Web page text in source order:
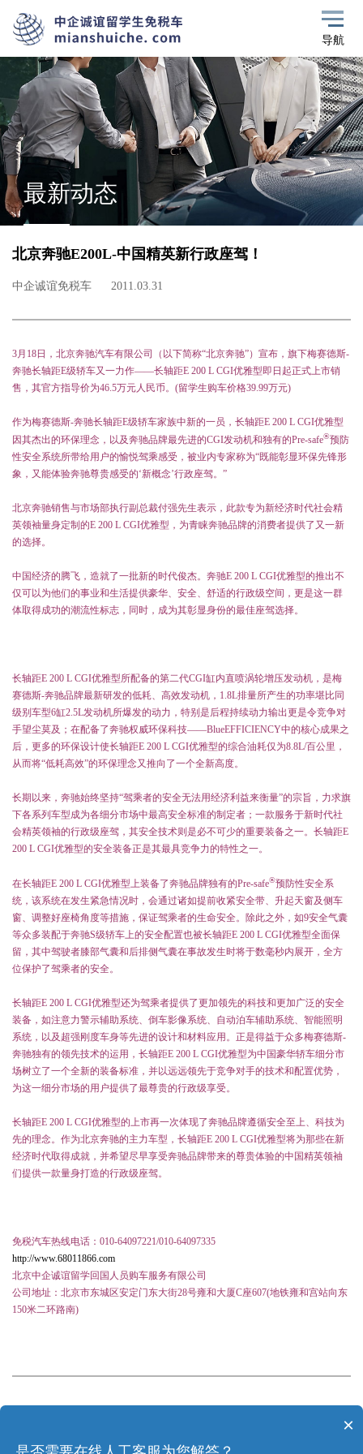
导航
最新动态
北京奔驰E200L-中国精英新行政座驾！
中企诚谊免税车 2011.03.31
3月 18日 ，北京奔驰汽车有限公司（以下简称“北京奔驰”）宣布，旗下梅赛德斯-
奔驰长轴距E级轿车又一力作——长轴距E 200 L CGI优雅型即日起正式上市销
售，其官方指导价为46.5万元人民币。(留学生购车价格39.99万元)
作为梅赛德斯-奔驰长轴距E级轿车家族中新的一员，长轴距E 200 L CGI优雅型
因其杰出的环保理念，以及奔驰品牌最先进的CGI发动机和独有的Pre-safe®预防
性安全系统所带给用户的愉悦驾乘感受，被业内专家称为“既能彰显环保先锋形
象，又能体验奔驰尊贵感受的‘新概念’行政座驾。”
北京奔驰销售与市场部执行副总裁付强先生表示，此款专为新经济时代社会精
英领袖量身定制的E 200 L CGI优雅型，为青睐奔驰品牌的消费者提供了又一新
的选择。
中国经济的腾飞，造就了一批新的时代俊杰。奔驰E 200 L CGI优雅型的推出不
仅可以为他们的事业和生活提供豪华、安全、舒适的行政级空间，更是这一群
体取得成功的潮流性标志，同时，成为其彰显身份的最佳座驾选择。
长轴距E 200 L CGI优雅型所配备的第二代CGI缸内直喷涡轮增压发动机，是梅
赛德斯-奔驰品牌最新研发的低耗、高效发动机， 1.8L排量所产生的功率堪比同
级别车型6缸2.5L发动机所爆发的动力，特别是后程持续动力输出更是令竞争对
手望尘莫及；在配备了奔驰权威环保科技——BlueEFFICIENCY中的核心成果之
后，更多的环保设计使长轴距E 200 L CGI优雅型的综合油耗仅为8.8L/百公里，
从而将“低耗高效”的环保理念又推向了一个全新高度。
长期以来，奔驰始终坚持“驾乘者的安全无法用经济利益来衡量”的宗旨，力求旗
下各系列车型成为各细分市场中最高安全标准的制定者；一款服务于新时代社
会精英领袖的行政级座驾，其安全技术则是必不可少的重要装备之一。长轴距E
200 L CGI优雅型的安全装备正是其最具竞争力的特性之一。
在长轴距E 200 L CGI优雅型上装备了奔驰品牌独有的Pre-safe®预防性安全系
统，该系统在发生紧急情况时，会通过诸如提前收紧安全带、升起天窗及侧车
窗、调整好座椅角度等措施，保证驾乘者的生命安全。除此之外，如9安全气囊
等众多装配于奔驰S级轿车上的安全配置也被长轴距E 200 L CGI优雅型全面保
留，其中驾驶者膝部气囊和后排侧气囊在事故发生时将于数毫秒内展开，全方
位保护了驾乘者的安全。
长轴距E 200 L CGI优雅型还为驾乘者提供了更加领先的科技和更加广泛的安全
装备，如注意力警示辅助系统、倒车影像系统、自动泊车辅助系统、智能照明
系统，以及超强刚度车身等先进的设计和材料应用。正是得益于众多梅赛德斯-
奔驰独有的领先技术的运用，长轴距E 200 L CGI优雅型为中国豪华轿车细分市
场树立了一个全新的装备标准，并以远远领先于竞争对手的技术和配置优势，
为这一细分市场的用户提供了最尊贵的行政级享受。
长轴距E 200 L CGI优雅型的上市再一次体现了奔驰品牌遵循安全至上、科技为
先的理念。作为北京奔驰的主力车型，长轴距E 200 L CGI优雅型将为那些在新
经济时代取得成就，并希望尽早享受奔驰品牌带来的尊贵体验的中国精英领袖
们提供一款量身打造的行政级座驾。
免税汽车热线电话： 010-64097221/010-64097335
http://www.68011866.com
北京中企诚谊留学回国人员购车服务有限公司
公司地址：北京市东城区安定门东大街28号雍和大厦C座607(地铁雍和宫站向东
150米二环路南)
下一篇：光焰万丈，美国媒体高度评价现代ix35
×